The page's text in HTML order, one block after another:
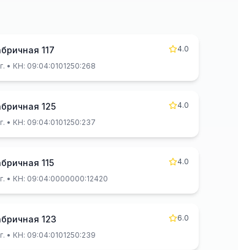
117
4.0
• КН: 09:04:0101250:268
125
4.0
• КН: 09:04:0101250:237
115
4.0
• КН: 09:04:0000000:12420
123
6.0
• КН: 09:04:0101250:239